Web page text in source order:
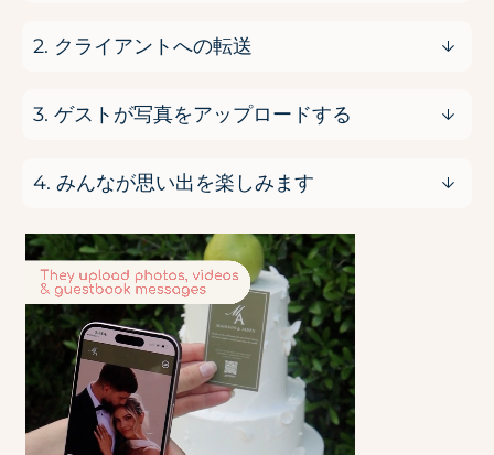
2. クライアントへの転送
3. ゲストが写真をアップロードする
4. みんなが思い出を楽しみます